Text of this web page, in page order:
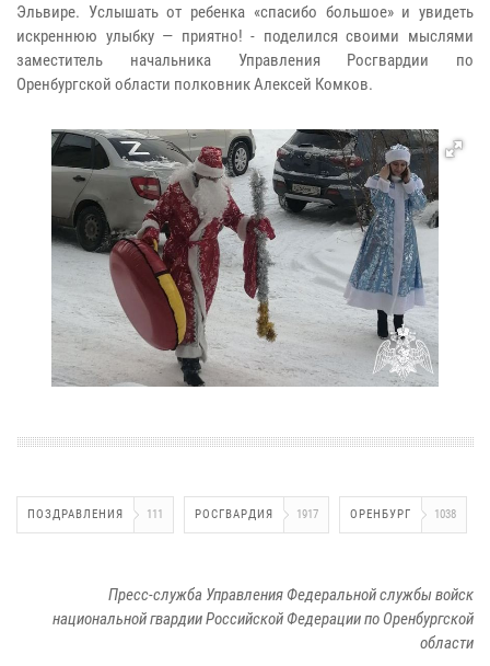
Эльвире. Услышать от ребенка «спасибо большое» и увидеть
искреннюю улыбку — приятно! - поделился своими мыслями
заместитель начальника Управления Росгвардии по
Оренбургской области полковник Алексей Комков.
ПОЗДРАВЛЕНИЯ 111 РОСГВАРДИЯ 1917 ОРЕНБУРГ 1038
Пресс-служба Управления Федеральной службы войск
национальной гвардии Российской Федерации по Оренбургской
области